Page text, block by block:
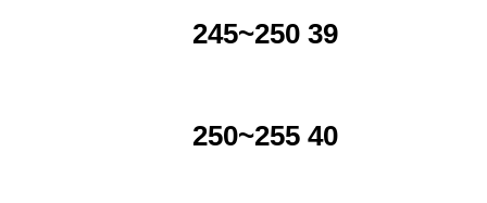
245~250 39
250~255 40